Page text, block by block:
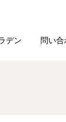
デン 問い合